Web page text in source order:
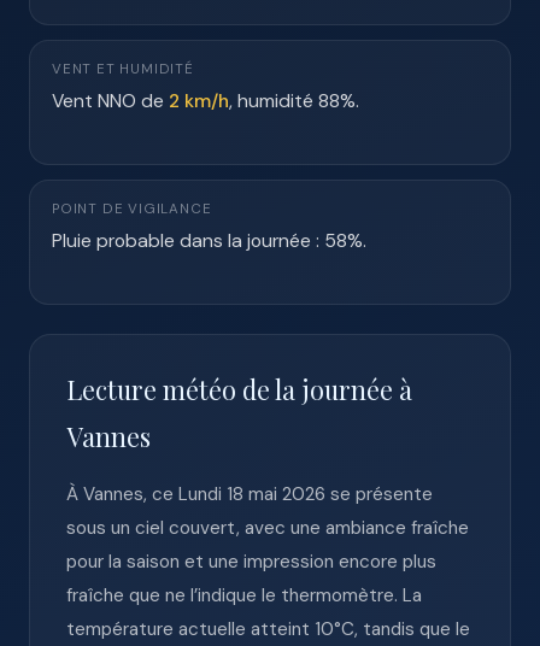
VENT ET HUMIDITÉ
Vent NNO de 2 km/h, humidité 88%.
POINT DE VIGILANCE
Pluie probable dans la journée : 58%.
Lecture météo de la journée à
Vannes
À Vannes, ce Lundi 18 mai 2026 se présente
sous un ciel couvert, avec une ambiance fraîche
pour la saison et une impression encore plus
fraîche que ne l’indique le thermomètre. La
température actuelle atteint 10°C, tandis que le